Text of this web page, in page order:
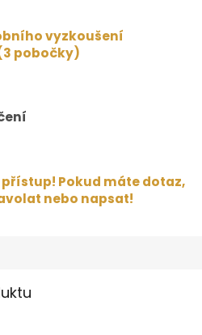
vyzkoušení
pobočky)
Pokud máte dotaz,
nebo napsat!